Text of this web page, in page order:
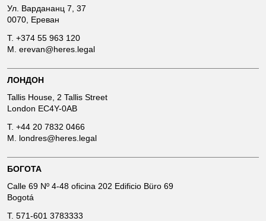
Ул. Вардананц 7, 37
0070, Ереван
T. +374 55 963 120
M. erevan@heres.legal
ЛОНДОН
Tallis House, 2 Tallis Street
London EC4Y-0AB
T. +44 20 7832 0466
M. londres@heres.legal
БОГОТА
Calle 69 Nº 4-48 oficina 202 Edificio Büro 69
Bogotá
T. 571-601 3783333